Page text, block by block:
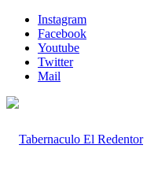
Instagram
Facebook
Youtube
Twitter
Mail